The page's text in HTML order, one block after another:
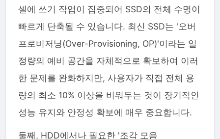
셀에 쓰기 작업이 집중되어 SSD의 전체 수명이
빠르게 단축될 수 있습니다. 최신 SSD는 '오버
프로비저닝(Over-Provisioning, OP)'이라는 일
정량의 예비 공간을 자체적으로 확보하여 이러
한 문제를 완화하지만, 사용자가 직접 전체 용
량의 최소 10% 이상을 비워두는 것이 장기적인
성능 유지와 안정성 확보에 매우 중요합니다.
둘째, HDD에서나 필요한 '조각 모음